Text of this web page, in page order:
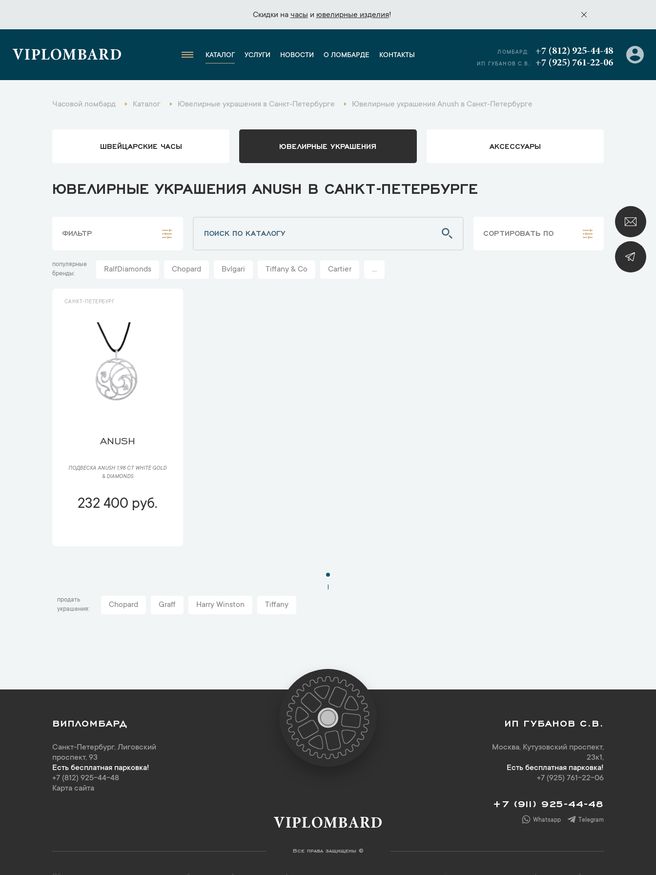
Скидки на часы и ювелирные изделия!
Скидки на часы и ювелирные изделия!
VIPLOMBARD КАТАЛОГ УСЛУГИ НОВОСТИ О ЛОМБАРДЕ КОНТАКТЫ ЛОМБАРД: +7 (812) 925-44-48
ИП ГУБАНОВ С.В.: +7 (925) 761-22-06
Часовой ломбард Каталог Ювелирные украшения в Санкт-Петербурге Ювелирные украшения Anush в Санкт-Петербурге
ШВЕЙЦАРСКИЕ ЧАСЫ ЮВЕЛИРНЫЕ УКРАШЕНИЯ АКСЕССУАРЫ
ЮВЕЛИРНЫЕ УКРАШЕНИЯ ANUSH В САНКТ-ПЕТЕРБУРГЕ
ФИЛЬТР СОРТИРОВАТЬ ПО
популярные
бренды
RalfDiamonds Chopard Bvlgari Tiffany & Co Cartier ...
САНКТ-ПЕТЕРБУРГ
ANUSH
ПОДВЕСКА ANUSH 1,98 CT WHITE GOLD
& DIAMONDS
232 400 руб.
1
продать
украшения
Chopard Graff Harry Winston Tiffany
ВИПЛОМБАРД
Санкт-Петербург, Лиговский
проспект, 93
Есть бесплатная парковка!
+7 (812) 925-44-48
Карта сайта
ИП ГУБАНОВ С.В.
Москва, Кутузовский проспект,
23к1,
Есть бесплатная парковка!
+7 (925) 761-22-06
+7 (911) 925-44-48
Whatsapp Telegram
VIPLOMBARD
Все права защищены ©